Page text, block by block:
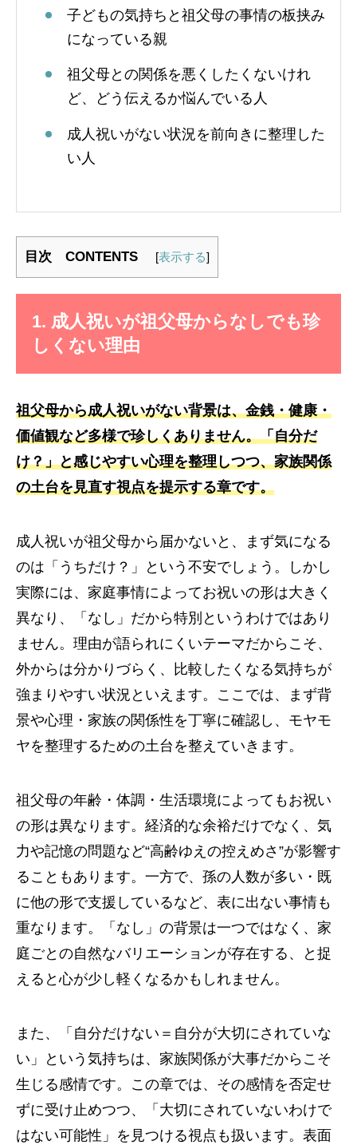
子どもの気持ちと祖父母の事情の板挟み
になっている親
祖父母との関係を悪くしたくないけれ
ど、どう伝えるか悩んでいる人
成人祝いがない状況を前向きに整理した
い人
目次 CONTENTS [表示する]
1. 成人祝いが祖父母からなしでも珍
しくない理由
祖父母から成人祝いがない背景は、金銭・健康・
価値観など多様で珍しくありません。「自分だ
け？」と感じやすい心理を整理しつつ、家族関係
の土台を見直す視点を提示する章です。
成人祝いが祖父母から届かないと、まず気になる
のは「うちだけ？」という不安でしょう。しかし
実際には、家庭事情によってお祝いの形は大きく
異なり、「なし」だから特別というわけではあり
ません。理由が語られにくいテーマだからこそ、
外からは分かりづらく、比較したくなる気持ちが
強まりやすい状況といえます。ここでは、まず背
景や心理・家族の関係性を丁寧に確認し、モヤモ
ヤを整理するための土台を整えていきます。
祖父母の年齢・体調・生活環境によってもお祝い
の形は異なります。経済的な余裕だけでなく、気
力や記憶の問題など“高齢ゆえの控えめさ”が影響す
ることもあります。一方で、孫の人数が多い・既
に他の形で支援しているなど、表に出ない事情も
重なります。「なし」の背景は一つではなく、家
庭ごとの自然なバリエーションが存在する、と捉
えると心が少し軽くなるかもしれません。
また、「自分だけない＝自分が大切にされていな
い」という気持ちは、家族関係が大事だからこそ
生じる感情です。この章では、その感情を否定せ
ずに受け止めつつ、「大切にされていないわけで
はない可能性」を見つける視点も扱います。表面